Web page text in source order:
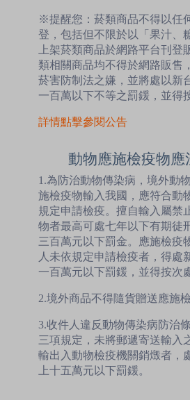
※提醒您：菸類商品不得以任
登，包括但不限於以「果汁、
上架菸類商品於網路平台刊登
類相關商品均不得於網路販售
菸害防制法之嫌，並將處以新
一百萬以下不等之罰鍰，並得
詳情點擊參閱公告
動物應施檢疫物應
1.為防治動物傳染病，境外動
施檢疫物輸入我國，應符合動
規定申請檢疫。擅自輸入屬禁
物者最高可處七年以下有期徒
三百萬元以下罰金。應施檢疫
人未依規定申請檢疫者，得處
一百萬元以下罰鍰，並得按次
2.境外商品不得隨貨贈送應施檢
3.收件人違反動物傳染病防治
三項規定，未將郵遞寄送輸入
輸出入動物檢疫機關銷燬者，
上十五萬元以下罰鍰。